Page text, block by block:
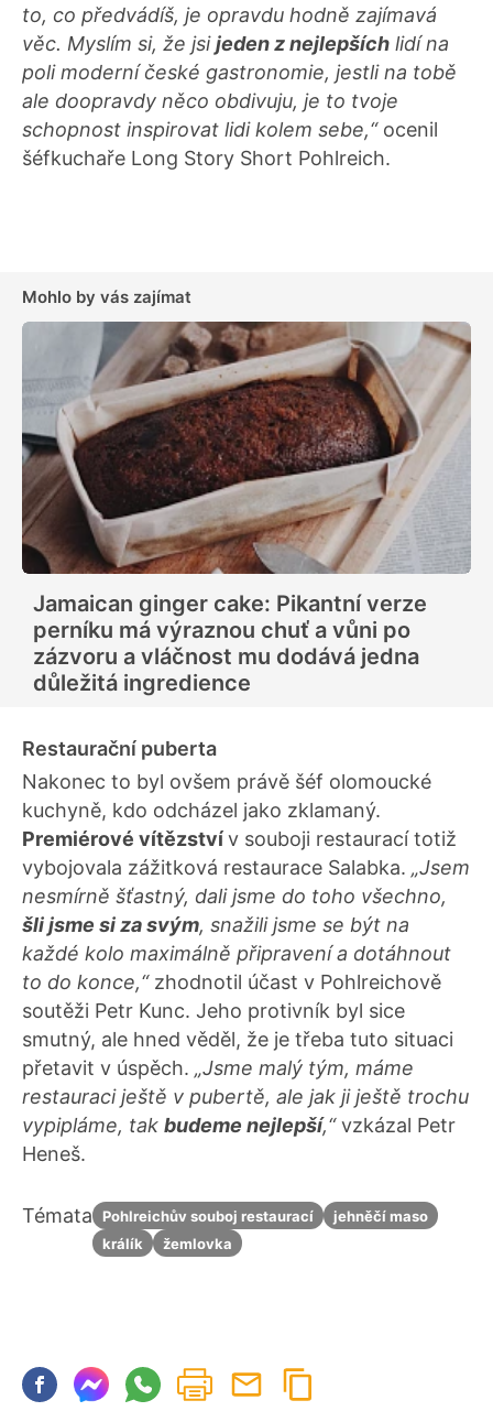
to, co předvádíš, je opravdu hodně zajímavá
věc. Myslím si, že jsijeden z nejlepších lidí na
poli moderní české gastronomie, jestli na tobě
ale doopravdy něco obdivuju, je to tvoje
schopnost inspirovat lidi kolem sebe,“ocenil
šéfkuchaře Long Story Short Pohlreich.
Mohlo by vás zajímat
Jamaican ginger cake: Pikantní verze
perníku má výraznou chuť a vůni po
zázvoru a vláčnost mu dodává jedna
důležitá ingredience
Restaurační puberta
Nakonec to byl ovšem právě šéf olomoucké
kuchyně, kdo odcházel jako zklamaný.
Premiérové vítězstvív souboji restaurací totiž
vybojovala zážitková restaurace Salabka. „Jsem
nesmírně šťastný, dali jsme do toho všechno,
šli jsme si za svým, snažili jsme se být na
každé kolo maximálně připravení a dotáhnout
to do konce,“zhodnotil účast v Pohlreichově
soutěži Petr Kunc. Jeho protivník byl sice
smutný, ale hned věděl, že je třeba tuto situaci
přetavit v úspěch. „Jsme malý tým, máme
restauraci ještě v pubertě, ale jak ji ještě trochu
vypipláme, tak budeme nejlepší,“vzkázal Petr
Heneš.
Témata Pohlreichův souboj restaurací
jehněčí maso
králík
žemlovka